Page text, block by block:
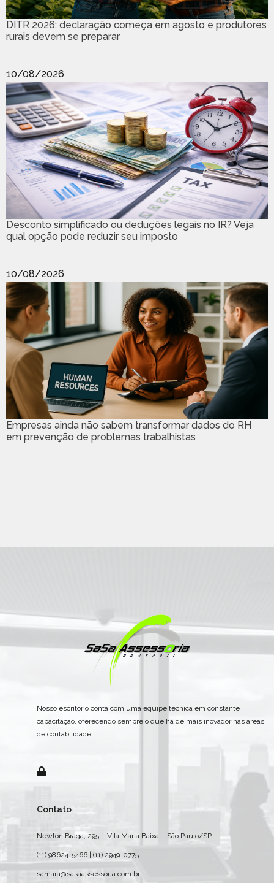
DITR 2026: declaração começa em agosto e produtores
rurais devem se preparar
10/08/2026
Desconto simplificado ou deduções legais no IR? Veja
qual opção pode reduzir seu imposto
10/08/2026
Empresas ainda não sabem transformar dados do RH
em prevenção de problemas trabalhistas
Nosso escritório conta com uma equipe técnica em constante
capacitação, oferecendo sempre o que há de mais inovador nas áreas
de contabilidade.
Contato
Newton Braga, 295 – Vila Maria Baixa – São Paulo/SP.
(11) 98624-5466 | (11) 2949-0775
samara@sasaassessoria.com.br